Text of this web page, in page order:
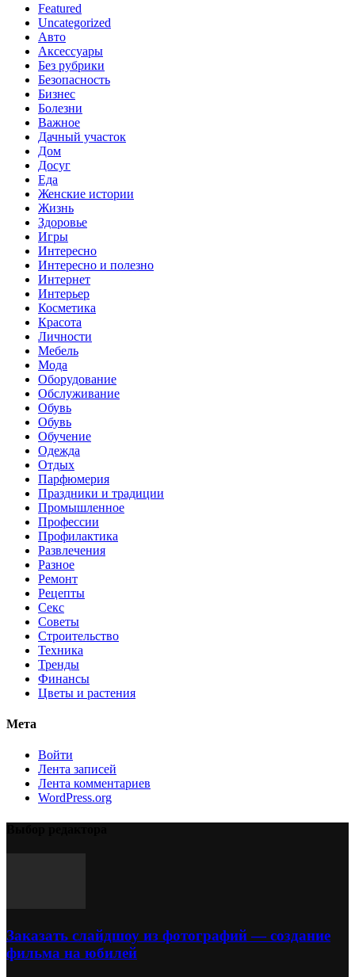
Featured
Uncategorized
Авто
Аксессуары
Без рубрики
Безопасность
Бизнес
Болезни
Важное
Дачный участок
Дом
Досуг
Еда
Женские истории
Жизнь
Здоровье
Игры
Интересно
Интересно и полезно
Интернет
Интерьер
Косметика
Красота
Личности
Мебель
Мода
Оборудование
Обслуживание
Обувь
Обувь
Обучение
Одежда
Отдых
Парфюмерия
Праздники и традиции
Промышленное
Профессии
Профилактика
Развлечения
Разное
Ремонт
Рецепты
Секс
Советы
Строительство
Техника
Тренды
Финансы
Цветы и растения
Мета
Войти
Лента записей
Лента комментариев
WordPress.org
Заказать слайдшоу из фотографий — создание
фильма на юбилей